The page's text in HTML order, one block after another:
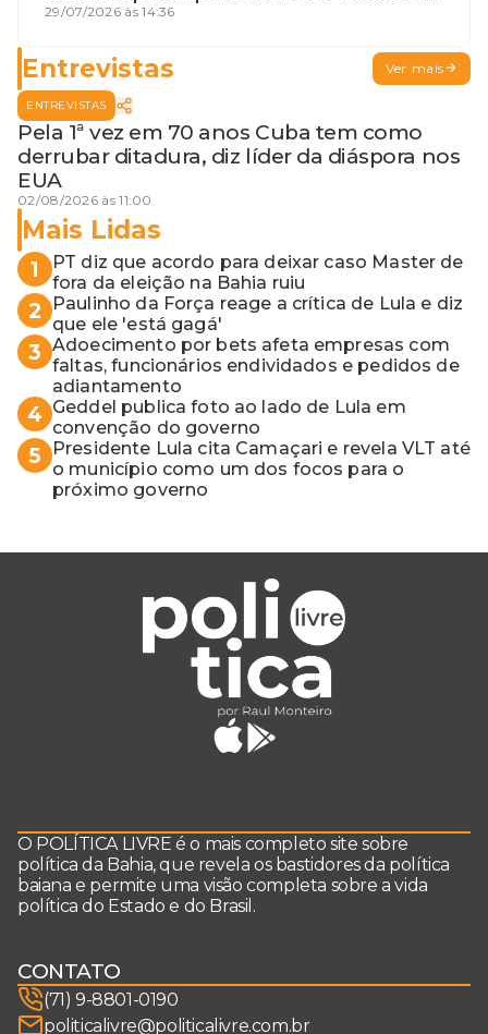
terceira guerra mundial
29/07/2026 às 14:36
Entrevistas Ver mais
ENTREVISTAS
Pela 1ª vez em 70 anos Cuba tem como
derrubar ditadura, diz líder da diáspora nos
EUA
02/08/2026 às 11:00
Mais Lidas
1
PT diz que acordo para deixar caso Master de
fora da eleição na Bahia ruiu
2
Paulinho da Força reage a crítica de Lula e diz
que ele 'está gagá'
3 Adoecimento por bets afeta empresas com
faltas, funcionários endividados e pedidos de
adiantamento
4 Geddel publica foto ao lado de Lula em
convenção do governo
5
Presidente Lula cita Camaçari e revela VLT até
o município como um dos focos para o
próximo governo
O POLÍTICA LIVRE é o mais completo site sobre
política da Bahia, que revela os bastidores da política
baiana e permite uma visão completa sobre a vida
política do Estado e do Brasil.
CONTATO
(71) 9-8801-0190
politicalivre@politicalivre.com.br